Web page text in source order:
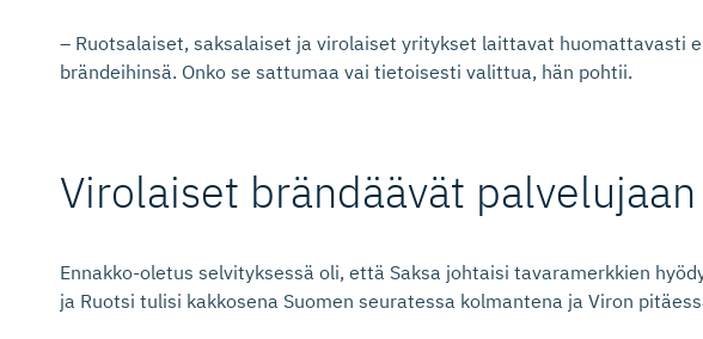
– Ruotsalaiset, saksalaiset ja virolaiset yritykset laittavat huomattavasti
brändeihinsä. Onko se sattumaa vai tietoisesti valittua, hän pohtii.
Virolaiset brändäävät palvelujaan
Ennakko-oletus selvityksessä oli, että Saksa johtaisi tavaramerkkien
ja Ruotsi tulisi kakkosena Suomen seuratessa kolmantena ja Viron